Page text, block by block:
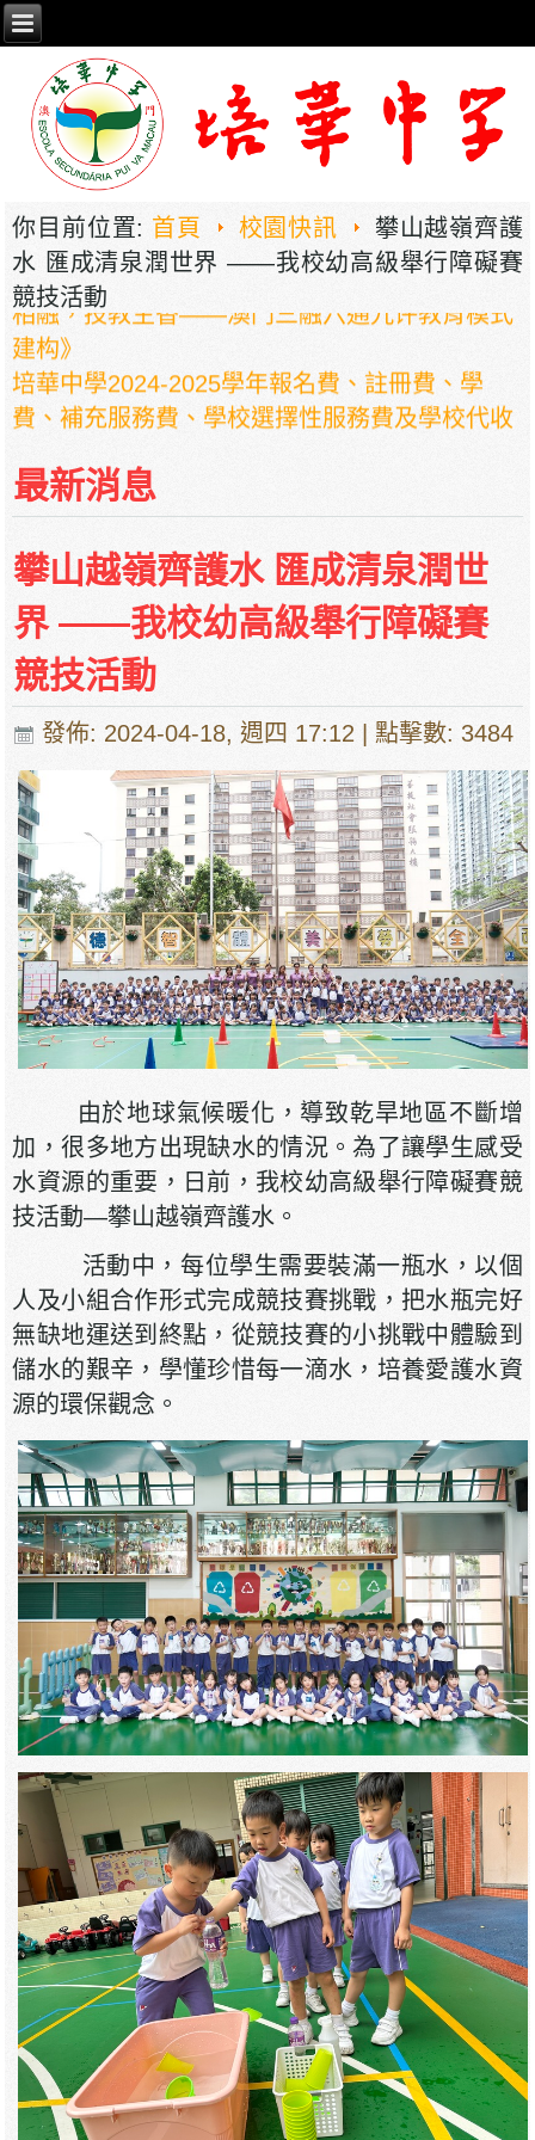
你目前位置: 首頁 校園快訊
攀山越嶺齊護
水 匯成清泉潤世界 ——我校幼高級舉行障礙賽
競技活動
2026年职业教育国家教学成果奖申报——《普职
相融，技教生香——澳门三融六通九评教育模式
建构》
培華中學2024-2025學年報名費、註冊費、學
費、補充服務費、學校選擇性服務費及學校代收
項目
培華中學收費項目一覽表
停課通知
最新消息
攀山越嶺齊護水 匯成清泉潤世
界 ——我校幼高級舉行障礙賽
競技活動
發佈: 2024-04-18, 週四 17:12 | 點擊數: 3484
由於地球氣候暖化，導致乾旱地區不斷增
加，很多地方出現缺水的情況。為了讓學生感受
水資源的重要，日前，我校幼高級舉行障礙賽競
技活動—攀山越嶺齊護水。
活動中，每位學生需要裝滿一瓶水，以個
人及小組合作形式完成競技賽挑戰，把水瓶完好
無缺地運送到終點，從競技賽的小挑戰中體驗到
儲水的艱辛，學懂珍惜每一滴水，培養愛護水資
源的環保觀念。